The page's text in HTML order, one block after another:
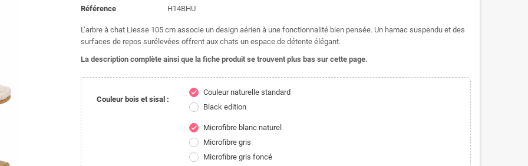
Référence H14BHU
L’arbre à chat Liesse 105 cm associe un design aérien à une fonctionnalité bien pensée. Un hamac suspendu et des
surfaces de repos surélevées offrent aux chats un espace de détente élégant.
La description complète ainsi que la fiche produit se trouvent plus bas sur cette page.
Couleur bois et sisal :
check
Couleur naturelle standard
Black edition
check
Microfibre blanc naturel
Microfibre gris
Microfibre gris foncé